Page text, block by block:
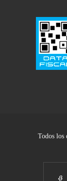
Todos los